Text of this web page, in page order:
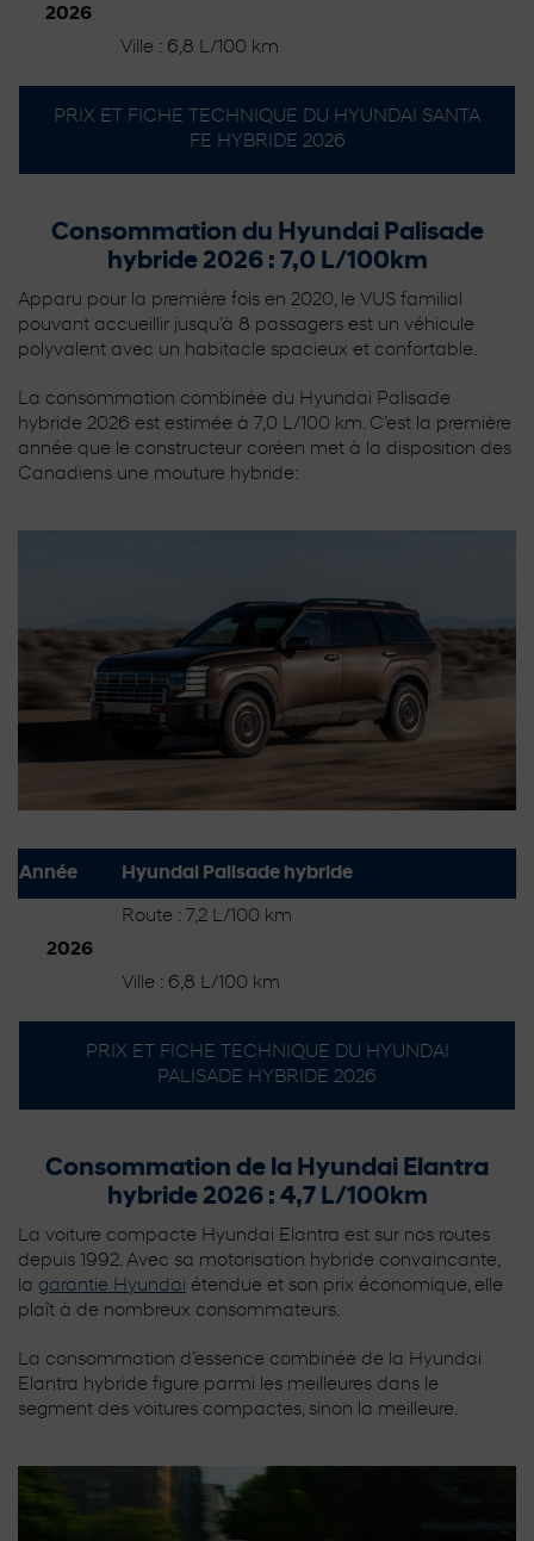
2026
Ville : 6,8 L/100 km
PRIX ET FICHE TECHNIQUE DU HYUNDAI SANTA
FE HYBRIDE 2026
Consommation du Hyundai Palisade
hybride 2026 : 7,0 L/100km
Apparu pour la première fois en 2020, le VUS familial
pouvant accueillir jusqu’à 8 passagers est un véhicule
polyvalent avec un habitacle spacieux et confortable.
La consommation combinée du Hyundai Palisade
hybride 2026 est estimée à 7,0 L/100 km. C’est la première
année que le constructeur coréen met à la disposition des
Canadiens une mouture hybride:
Année Hyundai Palisade hybride
2026
Route : 7,2 L/100 km
Ville : 6,8 L/100 km
PRIX ET FICHE TECHNIQUE DU HYUNDAI
PALISADE HYBRIDE 2026
Consommation de la Hyundai Elantra
hybride 2026 : 4,7 L/100km
La voiture compacte Hyundai Elantra est sur nos routes
depuis 1992. Avec sa motorisation hybride convaincante,
la garantie Hyundai étendue et son prix économique, elle
plaît à de nombreux consommateurs.
La consommation d’essence combinée de la Hyundai
Elantra hybride figure parmi les meilleures dans le
segment des voitures compactes, sinon la meilleure.